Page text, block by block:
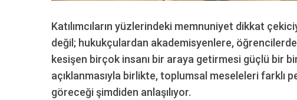
Katılımcıların yüzlerindeki memnuniyet dikkat
değil; hukukçulardan akademisyenlere,
kesişen birçok insanı bir araya getirmesi güçlü bir
açıklanmasıyla birlikte, toplumsal meseleleri farklı
göreceği şimdiden anlaşılıyor.